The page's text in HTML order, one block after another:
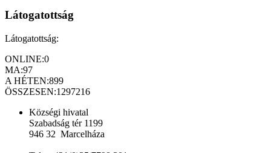
Látogatottság
Látogatottság:
ONLINE:0
MA:97
A HÉTEN:899
ÖSSZESEN:1297216
Községi hivatal
Szabadság tér 1199
946 32 Marcelháza